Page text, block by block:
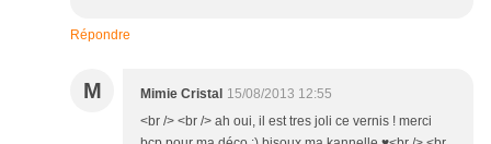
Répondre
M Mimie Cristal 15/08/2013 12:55
<br /> <br /> ah oui, il est tres joli ce vernis ! merci